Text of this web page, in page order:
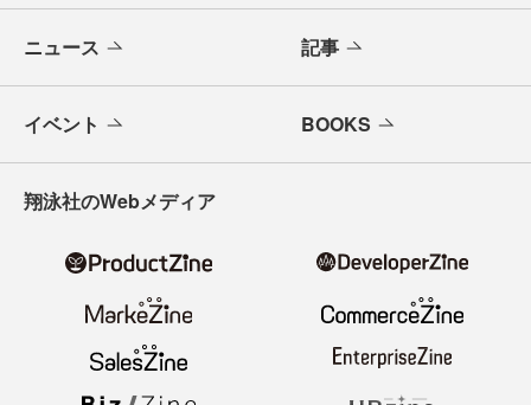
ニュース 記事
イベント BOOKS
翔泳社のWebメディア